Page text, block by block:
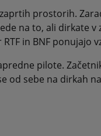
prostorih.
na to, ali dirkate
in BNF ponujajo
pilote.
od sebe na dirkah